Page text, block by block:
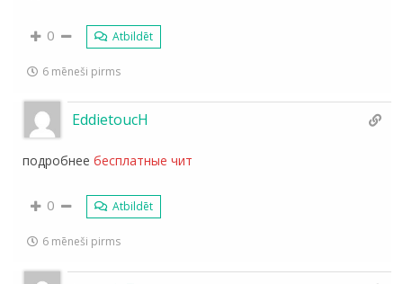
0 Atbildēt
6 mēneši pirms
EddietoucH
подробнеебесплатные чит
0 Atbildēt
6 mēneši pirms